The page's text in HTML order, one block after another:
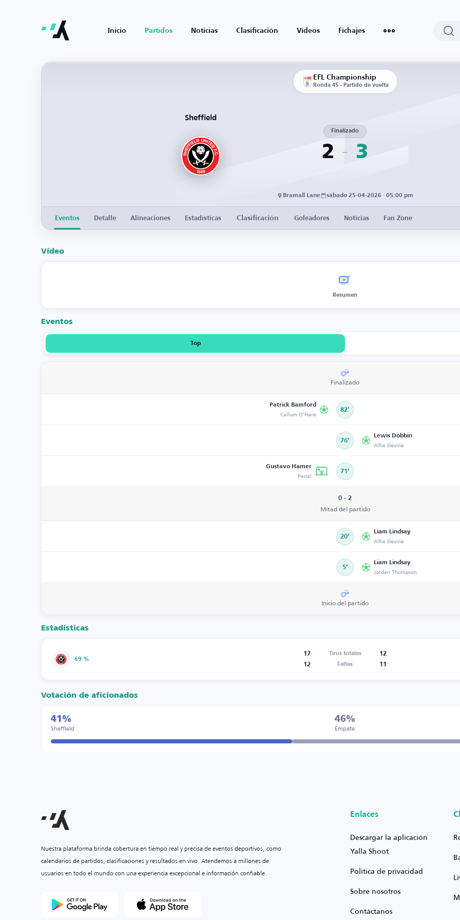
Inicio Partidos Noticias Clasificación Vídeos Fichajes
EFL Championship
Ronda 45 - Partido de vuelta
Sheffield
2
Finalizado
3
Bramall Lane sábado 25-04-2026 · 05:00 pm
Eventos Detalle Alineaciones Estadísticas Clasificación Goleadores Noticias Fan Zone
Vídeo
Resumen
Eventos
Top
Finalizado
Patrick Bamford
Callum O'Hare 82’
76’
Lewis Dobbin
Alfie Devine
Gustavo Hamer
Penal 71’
0 - 2
Mitad del partido
20’
Liam Lindsay
Alfie Devine
5’
Liam Lindsay
Jordan Thompson
Inicio del partido
Estadísticas
69 %
17 Tiros totales
12
12
Faltas 11
Votación de aficionados
41%
Sheffield
46%
Empate
Nuestra plataforma brinda cobertura en tiempo real y precisa de eventos deportivos, como
calendarios de partidos, clasificaciones y resultados en vivo. Atendemos a millones de
usuarios en todo el mundo con una experiencia excepcional e información confiable.
Enlaces
Descargar la aplicación
Yalla Shoot
Política de privacidad
Sobre nosotros
Contáctanos